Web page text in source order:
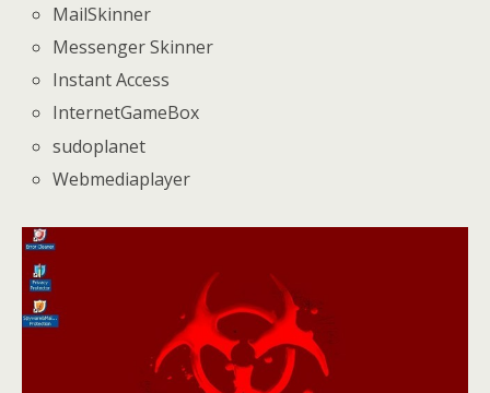
MailSkinner
Messenger Skinner
Instant Access
InternetGameBox
sudoplanet
Webmediaplayer